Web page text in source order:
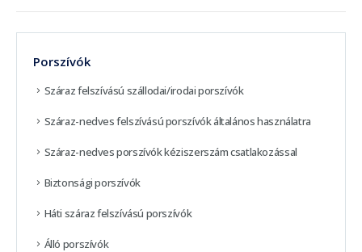
Porszívók
Száraz felszívású szállodai/irodai porszívók
Száraz-nedves felszívású porszívók általános használatra
Száraz-nedves porszívók kéziszerszám csatlakozással
Biztonsági porszívók
Háti száraz felszívású porszívók
Álló porszívók